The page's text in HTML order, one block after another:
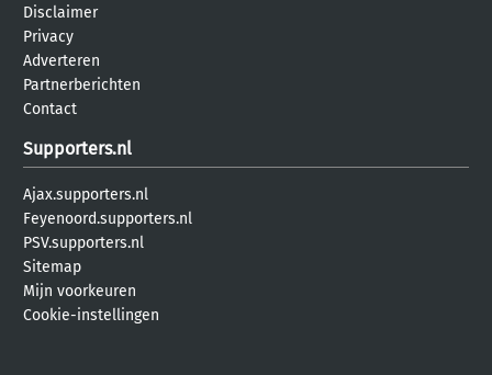
Disclaimer
Privacy
Adverteren
Partnerberichten
Contact
Supporters.nl
Ajax.supporters.nl
Feyenoord.supporters.nl
PSV.supporters.nl
Sitemap
Mijn voorkeuren
Cookie-instellingen